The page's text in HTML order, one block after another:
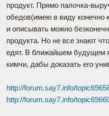
продукт. Прямо палочка-
обедов(имею в виду конечно
и описывать можно
продукта. Но не все знают
едят. В ближайшем будущем
кимчи, дабы доказать его
http://forum.say7.info/
http://forum.say7.info/